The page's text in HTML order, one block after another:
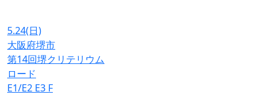
5.24(日)
大阪府堺市
第14回堺クリテリウム
ロード
E1/E2 E3 F